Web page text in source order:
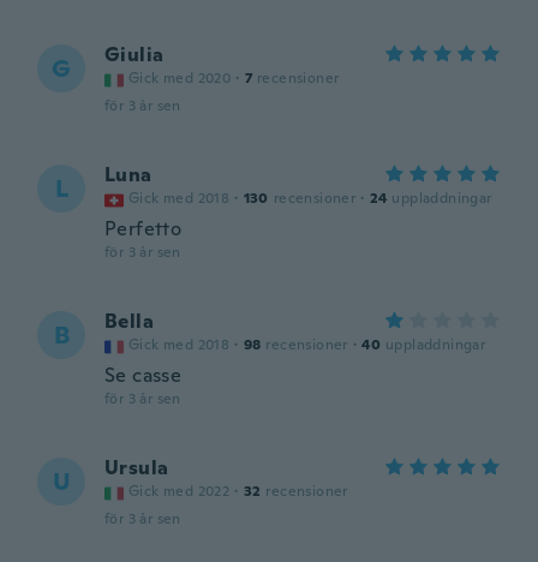
G Giulia
Gick med 2020 · 7 recensioner
för 3 år sen
L Luna
Gick med 2018 · 130 recensioner · 24 uppladdningar
Perfetto
för 3 år sen
B Bella
Gick med 2018 · 98 recensioner · 40 uppladdningar
Se casse
för 3 år sen
U Ursula
Gick med 2022 · 32 recensioner
för 3 år sen